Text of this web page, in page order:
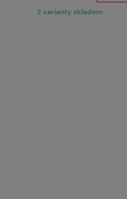
2 varianty skladem